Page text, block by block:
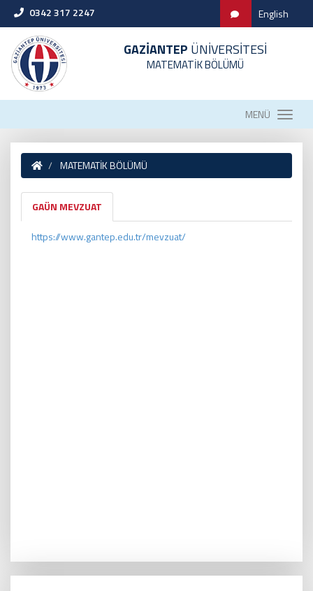
0342 317 2247 English
GAZİANTEP ÜNİVERSİTESİ
MATEMATİK BÖLÜMÜ
MENÜ
MATEMATİK BÖLÜMÜ
GAÜN MEVZUAT
https://www.gantep.edu.tr/mevzuat/